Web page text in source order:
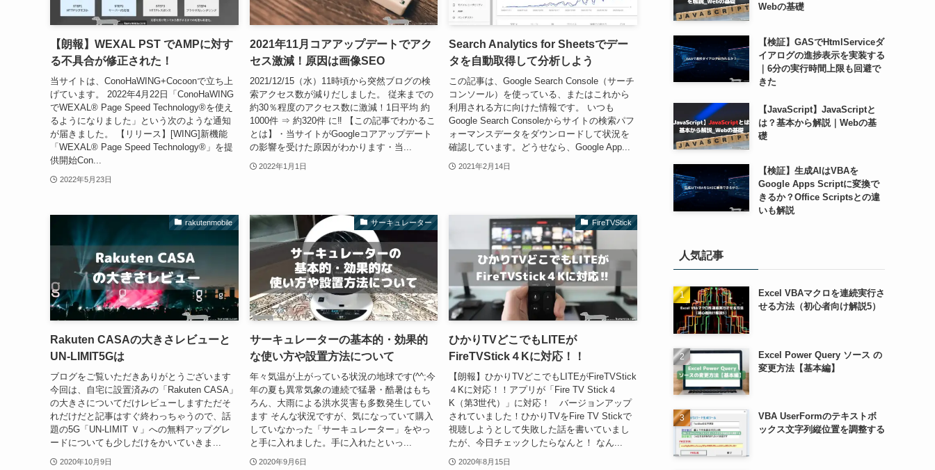
【朗報】WEXAL PST でAMPに対す
る不具合が修正された！
当サイトは、ConoHaWING+Cocoonで立ち上
げています。 2022年4月22日「ConoHaWING
でWEXAL® Page Speed Technology®を使え
るようになりました」という次のような通知
が届きました。 【リリース】[WING]新機能
「WEXAL® Page Speed Technology®」を提
供開始Con...
2022年5月23日
2021年11月コアアップデートでアク
セス激減！原因は画像SEO
2021/12/15（水）11時頃から突然ブログの検
索アクセス数が減りだしました。 従来までの
約30％程度のアクセス数に激減！1日平均 約
1000件 ⇒ 約320件 に‼ 【この記事でわかるこ
とは】・当サイトがGoogleコアアップデート
の影響を受けた原因がわかります・当...
2022年1月1日
Search Analytics for Sheetsでデー
タを自動取得して分析しよう
この記事は、Google Search Console（サーチ
コンソール）を使っている、またはこれから
利用される方に向けた情報です。 いつも
Google Search Consoleからサイトの検索パフ
ォーマンスデータをダウンロードして状況を
確認しています。どうせなら、Google App...
2021年2月14日
rakutenmobile
Rakuten CASAの大きさレビューと
UN-LIMIT5Gは
ブログをご覧いただきありがとうございます
今回は、自宅に設置済みの「Rakuten CASA」
の大きさについてだけレビューしますただそ
れだけだと記事はすぐ終わっちゃうので、話
題の5G「UN-LIMIT Ｖ」への無料アップグレ
ードについても少しだけをかいていきま...
2020年10月9日
サーキュレーター
サーキュレーターの基本的・効果的
な使い方や設置方法について
年々気温が上がっている状況の地球です(^^;今
年の夏も異常気象の連続で猛暑・酷暑はもち
ろん、大雨による洪水災害も多数発生してい
ます そんな状況ですが、気になっていて購入
していなかった「サーキュレーター」をやっ
と手に入れました。手に入れたといっ...
2020年9月6日
FireTVStick
ひかりTVどこでもLITEが
FireTVStick４Kに対応！！
【朗報】ひかりTVどこでもLITEがFireTVStick
４Kに対応！！アプリが「Fire TV Stick４
K（第3世代）」に対応！ バージョンアップ
されていました！ひかりTVをFire TV Stickで
視聴しようとして失敗した話を書いていまし
たが、今日チェックしたらなんと！ なん...
2020年8月15日
Webの基礎
【検証】GASでHtmlServiceダ
イアログの進捗表示を実装する
｜6分の実行時間上限も回避で
きた
【JavaScript】JavaScriptと
は？基本から解説｜Webの基
礎
【検証】生成AIはVBAを
Google Apps Scriptに変換で
きるか？Office Scriptsとの違
いも解説
人気記事
Excel VBAマクロを連続実行さ
せる方法（初心者向け解説5）
Excel Power Query ソース の
変更方法【基本編】
VBA UserFormのテキストボ
ックス文字列縦位置を調整する